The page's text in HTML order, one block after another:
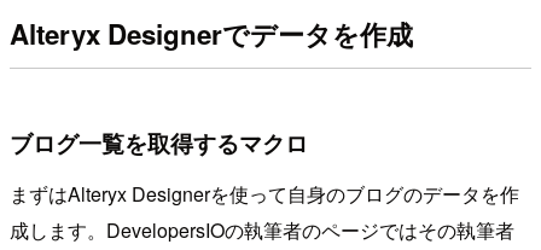
Alteryx Designerでデータを作成
ブログ一覧を取得するマクロ
まずはAlteryx Designerを使って自身のブログのデータを作
成します。DevelopersIOの執筆者のページではその執筆者